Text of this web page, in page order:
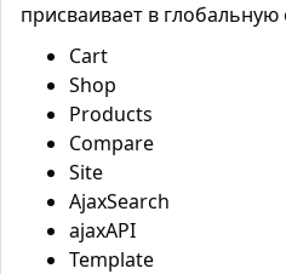
присваивает в
Cart
Shop
Products
Compare
Site
AjaxSearch
ajaxAPI
Template